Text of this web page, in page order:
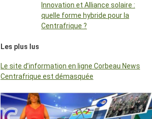
Innovation et Alliance solaire :
quelle forme hybride pour la
Centrafrique ?
Les plus lus
Le site d’information en ligne Corbeau News
Centrafrique est démasquée